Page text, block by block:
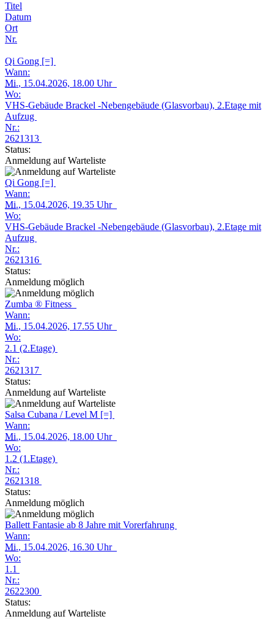
Titel
Datum
Ort
Nr.
Qi Gong [=]
Wann:
Mi., 15.04.2026, 18.00 Uhr
Wo:
VHS-Gebäude Brackel -Nebengebäude (Glasvorbau), 2.Etage mit
Aufzug
Nr.:
2621313
Status:
Anmeldung auf Warteliste
Qi Gong [=]
Wann:
Mi., 15.04.2026, 19.35 Uhr
Wo:
VHS-Gebäude Brackel -Nebengebäude (Glasvorbau), 2.Etage mit
Aufzug
Nr.:
2621316
Status:
Anmeldung möglich
Zumba ® Fitness
Wann:
Mi., 15.04.2026, 17.55 Uhr
Wo:
2.1 (2.Etage)
Nr.:
2621317
Status:
Anmeldung auf Warteliste
Salsa Cubana / Level M [=]
Wann:
Mi., 15.04.2026, 18.00 Uhr
Wo:
1.2 (1.Etage)
Nr.:
2621318
Status:
Anmeldung möglich
Ballett Fantasie ab 8 Jahre mit Vorerfahrung
Wann:
Mi., 15.04.2026, 16.30 Uhr
Wo:
1.1
Nr.:
2622300
Status:
Anmeldung auf Warteliste